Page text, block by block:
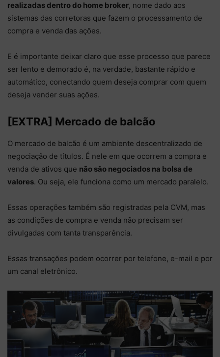
realizadas dentro do home broker, nome dado aos
sistemas das corretoras que fazem o processamento de
compra e venda das ações.
E é importante deixar claro que esse processo que parece
ser lento e demorado é, na verdade, bastante rápido e
automático, conectando quem deseja comprar com quem
deseja vender suas ações.
[EXTRA] Mercado de balcão
O mercado de balcão é um ambiente descentralizado de
negociação de títulos. É nele em que ocorrem a compra e
venda de ativos que não são negociados na bolsa de
valores. Ou seja, ele funciona como um mercado paralelo.
Essas operações também são registradas pela CVM, mas
as condições de compra e venda não precisam ser
divulgadas com tanta transparência.
Essas transações podem ocorrer por telefone, e-mail e por
um canal eletrônico.